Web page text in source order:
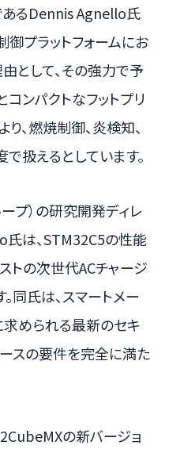
あるDennis Agnello氏
プラットフォームにお
として、その強力で予
ンパクトなフットプリ
、燃焼制御、炎検知、
扱えるとしています。
プ）の研究開発ディレ
は、STM32C5の性能
トの次世代ACチャージ
同氏は、スマートメー
求められる最新のセキ
ースの要件を完全に満た
の新バージョ